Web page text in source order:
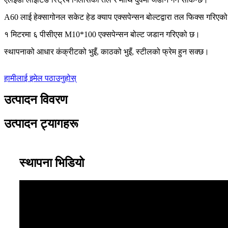
A60 लाई हेक्सागोनल सकेट हेड क्याप एक्सपेन्सन बोल्टद्वारा तल फिक्स
१ मिटरमा ६ पीसीएस M10*100 एक्सपेन्सन बोल्ट जडान गरिएको छ।
स्थापनाको आधार कंक्रीटको भुइँ, काठको भुइँ, स्टीलको फ्रेम हुन सक्छ।
हामीलाई इमेल पठाउनुहोस्
उत्पादन विवरण
उत्पादन ट्यागहरू
स्थापना भिडियो